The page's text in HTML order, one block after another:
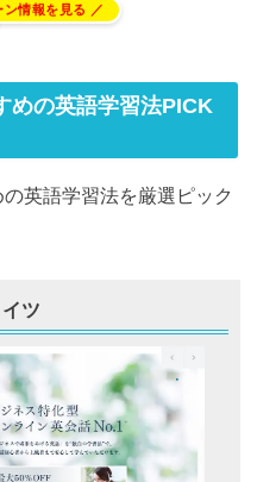
の英語学習法PICK
英語学習法を厳選ピック
ツ